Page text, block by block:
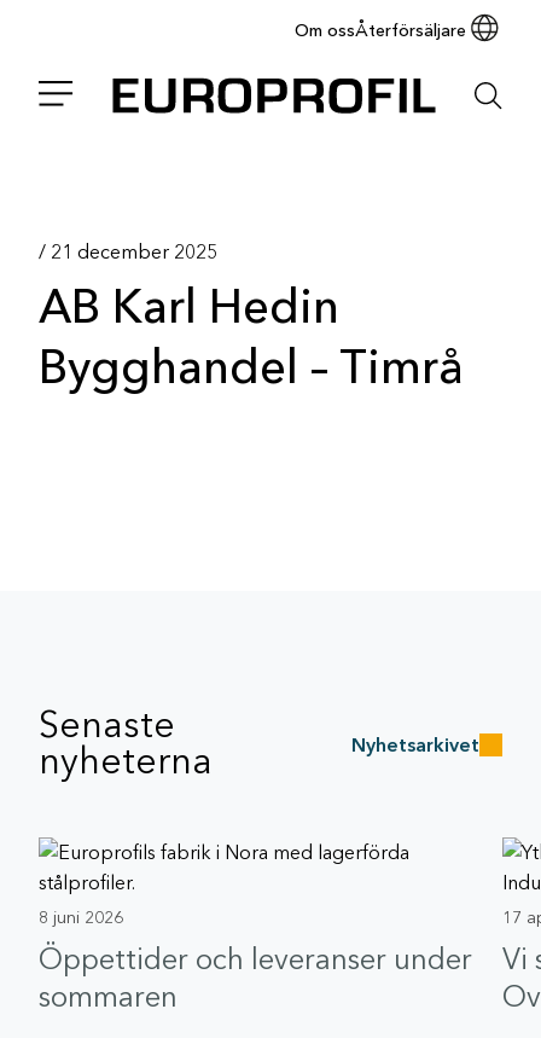
Om ossÅterförsäljare
/ 21 december 2025
AB Karl Hedin
Bygghandel – Timrå
Senaste
nyheterna
Nyhetsarkivet
8 juni 2026
Öppettider och leveranser under
sommaren
17
Vi